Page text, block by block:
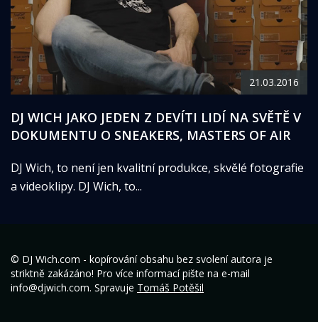
21.03.2016
DJ WICH JAKO JEDEN Z DEVÍTI LIDÍ NA SVĚTĚ V
DOKUMENTU O SNEAKERS, MASTERS OF AIR
DJ Wich, to není jen kvalitní produkce, skvělé fotografie
a videoklipy. DJ Wich, to...
© DJ Wich.com - kopírování obsahu bez svolení autora je
striktně zakázáno! Pro více informací pište na e-mail
info@djwich.com. Spravuje Tomáš Potěšil